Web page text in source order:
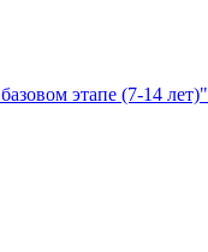
этапе (7-14 лет)"